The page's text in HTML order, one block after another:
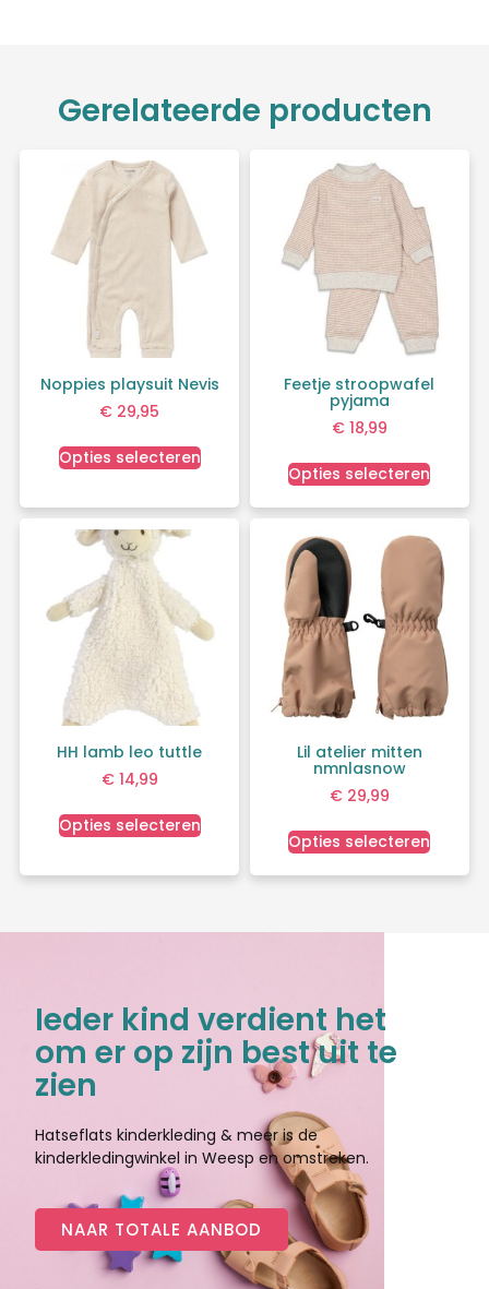
Gerelateerde producten
Noppies playsuit Nevis
€ 29,95
Opties selecteren
Feetje stroopwafel
pyjama
€18,99
Opties selecteren
HH lamb leo tuttle
€14,99
Opties selecteren
Lil atelier mitten
nmnlasnow
€29,99
Opties selecteren
Ieder kind verdient het
om er op zijn best uit te
zien
Hatseflats kinderkleding & meer is de
kinderkledingwinkel in Weesp en omstreken.
NAAR TOTALE AANBOD